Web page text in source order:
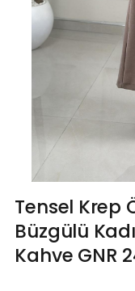
Tensel Krep
Büzgülü
Kahve GNR